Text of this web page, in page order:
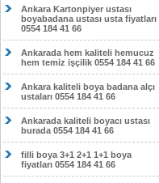
Ankara Kartonpiyer ustası
boyabadana ustası usta fiyatları
0554 184 41 66
Ankarada hem kaliteli hemucuz
hem temiz işçilik 0554 184 41 66
Ankara kaliteli boya badana alçı
ustaları 0554 184 41 66
Ankarada kaliteli boyacı ustası
burada 0554 184 41 66
filli boya 3+1 2+1 1+1 boya
fiyatları 0554 184 41 66